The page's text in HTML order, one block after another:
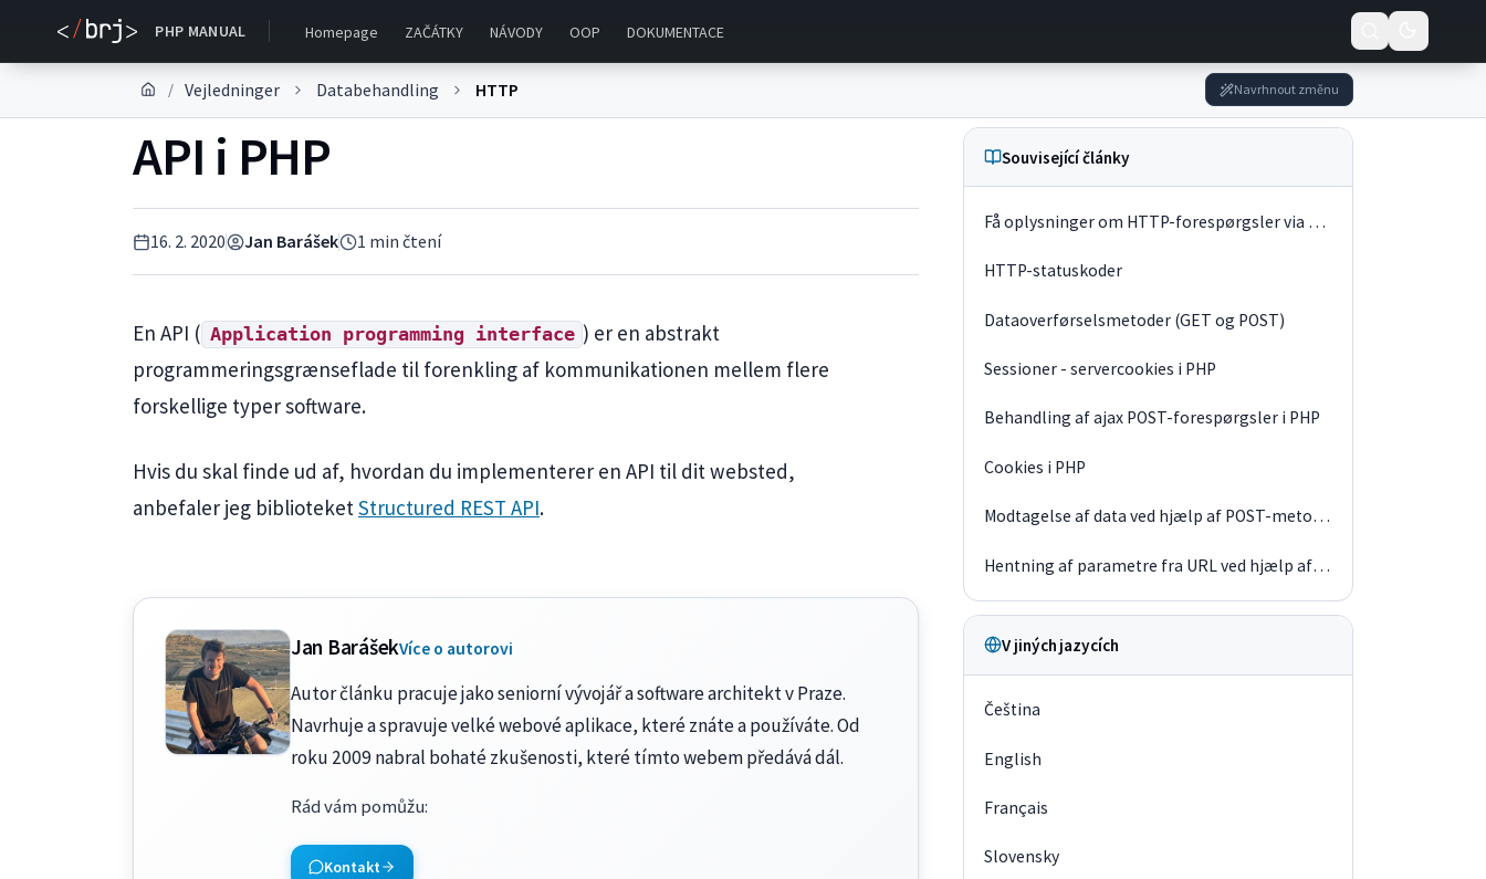
PHP MANUAL Homepage ZAČÁTKY NÁVODY OOP DOKUMENTACE
/ Vejledninger Databehandling HTTP Navrhnout změnu
API i PHP
16. 2. 2020 Jan Barášek 1 min čtení
En API ( Application programming interface ) er en abstrakt
programmeringsgrænseflade til forenkling af kommunikationen mellem flere
forskellige typer software.
Hvis du skal finde ud af, hvordan du implementerer en API til dit websted,
anbefaler jeg biblioteketStructured REST API.
Jan BarášekVíce o autorovi
Autor článku pracuje jako seniorní vývojář a software architekt v Praze.
Navrhuje a spravuje velké webové aplikace, které znáte a používáte. Od
roku 2009 nabral bohaté zkušenosti, které tímto webem předává dál.
Rád vám pomůžu:
Kontakt
Související články
Få oplysninger om HTTP-forespørgsler via cURL
HTTP-statuskoder
Dataoverførselsmetoder (GET og POST)
Sessioner - servercookies i PHP
Behandling af ajax POST-forespørgsler i PHP
Cookies i PHP
Modtagelse af data ved hjælp af POST-metoden
Hentning af parametre fra URL ved hjælp af GET-metoden
V jiných jazycích
Čeština
English
Français
Slovensky